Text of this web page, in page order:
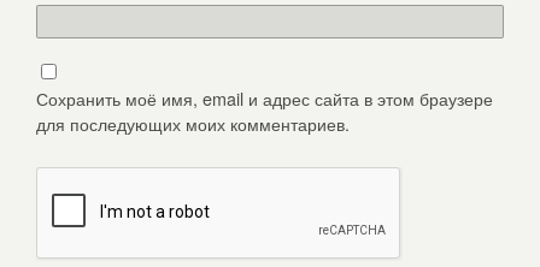
Сохранить моё имя, email и адрес сайта в этом браузере
для последующих моих комментариев.